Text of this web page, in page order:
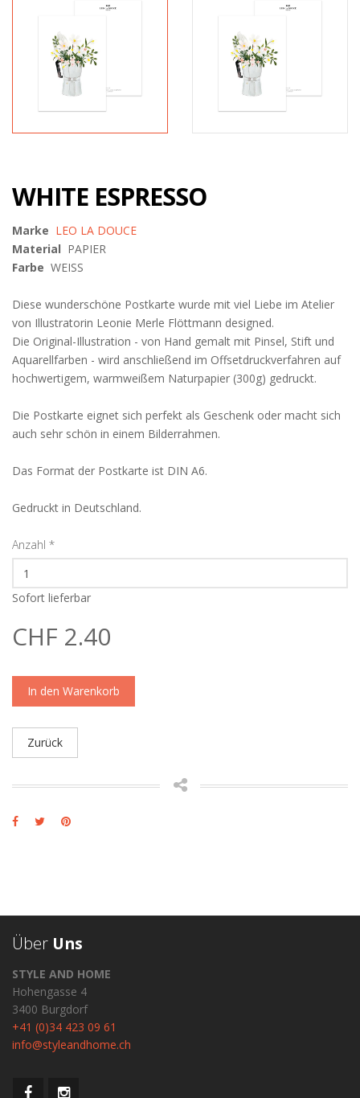
WHITE ESPRESSO
Marke LEO LA DOUCE
Material PAPIER
Farbe WEISS
Diese wunderschöne Postkarte wurde mit viel Liebe im Atelier
von Illustratorin Leonie Merle Flöttmann designed.
Die Original-Illustration - von Hand gemalt mit Pinsel, Stift und
Aquarellfarben - wird anschließend im Offsetdruckverfahren auf
hochwertigem, warmweißem Naturpapier (300g) gedruckt.
Die Postkarte eignet sich perfekt als Geschenk oder macht sich
auch sehr schön in einem Bilderrahmen.
Das Format der Postkarte ist DIN A6.
Gedruckt in Deutschland.
Anzahl *
Sofort lieferbar
CHF 2.40
In den Warenkorb
Zurück
Über Uns
STYLE AND HOME
Hohengasse 4
3400 Burgdorf
+41 (0)34 423 09 61
info@styleandhome.ch